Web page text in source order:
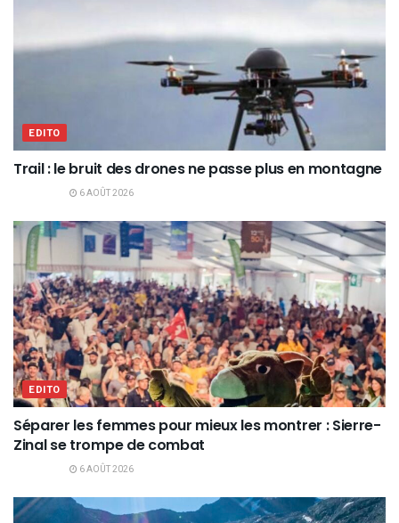
EDITO
Trail : le bruit des drones ne passe plus en montagne
6 AOÛT 2026
EDITO
Séparer les femmes pour mieux les montrer : Sierre-
Zinal se trompe de combat
6 AOÛT 2026